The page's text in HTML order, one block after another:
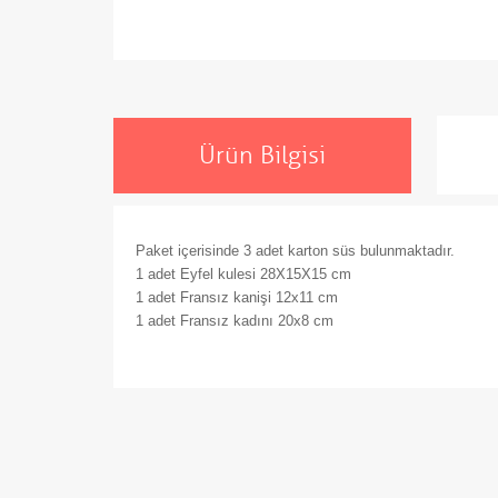
Ürün Bilgisi
Paket içerisinde 3 adet karton süs bulunmaktadır.
1 adet Eyfel kulesi 28X15X15 cm
1 adet Fransız kanişi 12x11 cm
1 adet Fransız kadını 20x8 cm